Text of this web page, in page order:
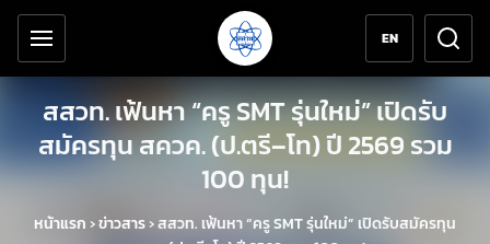
ข้ามไปยังเนื้อหาหลัก
เครื่องมือช่วยเหลือ
EN
สสวท. เฟ้นหา “ครู SMT รุ่นใหม่” เปิดรับ
สมัครทุน สควค. (ป.ตรี–โท) ปี 2569 รวม
100 ทุน!
หน้าแรก ›ข่าวสาร›สสวท. เฟ้นหา “ครู SMT รุ่นใหม่” เปิดรับสมัครทุน